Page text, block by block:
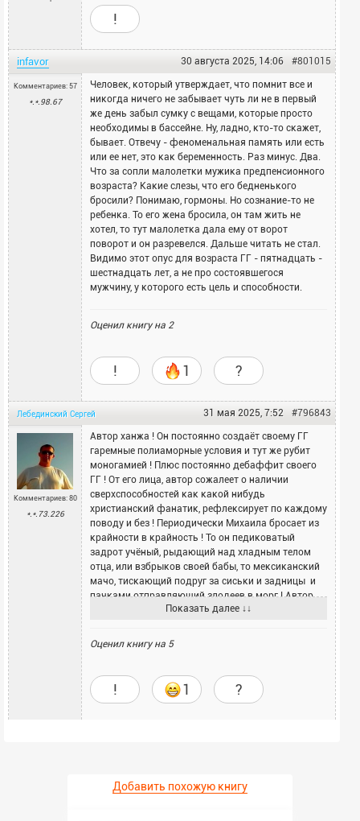
!
infavor #801015
30 августа 2025, 14:06
Комментариев: 57
*.*.98.67
Человек, который утверждает, что помнит все и
никогда ничего не забывает чуть ли не в первый
же день забыл сумку с вещами, которые просто
необходимы в бассейне. Ну, ладно, кто-то скажет,
бывает. Отвечу - феноменальная память или есть
или ее нет, это как беременность. Раз минус. Два.
Что за сопли малолетки мужика предпенсионного
возраста? Какие слезы, что его бедненького
бросили? Понимаю, гормоны. Но сознание-то не
ребенка. То его жена бросила, он там жить не
хотел, то тут малолетка дала ему от ворот
поворот и он разревелся. Дальше читать не стал.
Видимо этот опус для возраста ГГ - пятнадцать -
шестнадцать лет, а не про состоявшегося
мужчину, у которого есть цель и способности.
Оценил книгу на 2
! 1 ?
Лебединский Сергей #796843
31 мая 2025, 7:52
Комментариев: 80
*.*.73.226
Автор ханжа ! Он постоянно создаёт своему ГГ
гаремные полиаморные условия и тут же рубит
моногамией ! Плюс постоянно дебаффит своего
ГГ ! От его лица, автор сожалеет о наличии
сверхспособностей как какой нибудь
христианский фанатик, рефлексирует по каждому
поводу и без ! Периодически Михаила бросает из
крайности в крайность ! То он педиковатый
задрот учёный, рыдающий над хладным телом
отца, или взбрыков своей бабы, то мексиканский
мачо, тискающий подруг за сиськи и задницы и
пачками отправляющий злодеев в морг ! Автор
зачем то к тому же наворотил кучу паразитных
окончательно засыпали суть истории словесным
виде ребёнка Инны ... Ну бред же ! История по
моему потеряла всякий смысл и превратилась в
автомат, турбонаддув из Москвича универсала
Показать далее ↓↓
Оценил книгу на 5
! 1 ?
Добавить похожую книгу